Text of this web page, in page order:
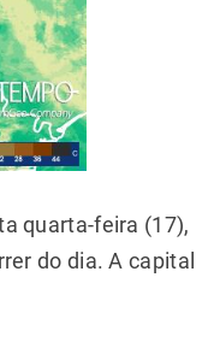
quarta-feira (17),
do dia. A capital